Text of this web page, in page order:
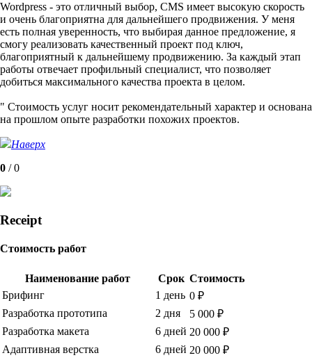
Wordpress - это отличный выбор, CMS имеет высокую скорость
и очень благоприятна для дальнейшего продвижения. У меня
есть полная уверенность, что выбирая данное предложение, я
смогу реализовать качественный проект под ключ,
благоприятный к дальнейшему продвижению. За каждый этап
работы отвечает профильный специалист, что позволяет
добиться максимального качества проекта в целом.
" Стоимость услуг носит рекомендательный характер и основана
на прошлом опыте разработки похожих проектов.
Наверх
0 /0
Receipt
Стоимость работ
Наименование работ Срок Стоимость
Брифинг
1 день 0 ₽
Разработка прототипа
2 дня
5 000 ₽
Разработка макета
6 дней 20 000 ₽
Адаптивная верстка
6 дней 20 000 ₽